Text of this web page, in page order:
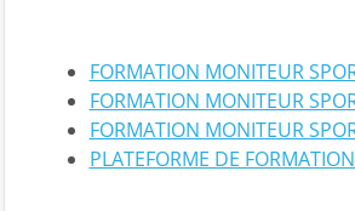
FORMATION MONITEUR
FORMATION MONITEUR
FORMATION MONITEUR
PLATEFORME DE